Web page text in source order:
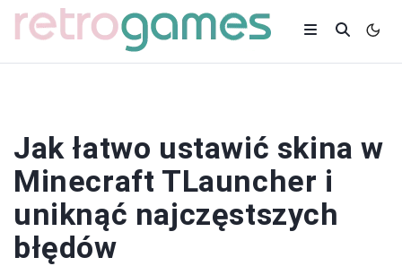
Jak łatwo ustawić skina w
Minecraft TLauncher i
uniknąć najczęstszych
błędów